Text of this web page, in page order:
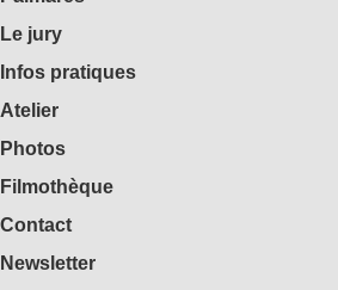
Le jury
Infos pratiques
Atelier
Photos
Filmothèque
Contact
Newsletter